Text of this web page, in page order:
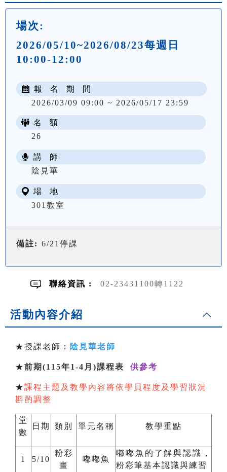
場次:
2026/05/10~2026/08/23每週日
10:00-12:00
報 名 期 間
2026/03/09 09:00 ~ 2026/05/17 23:59
名 額
26
講 師
陰見華
場 地
301教室
備註: 6/21停課
聯絡資訊 : 02-23431100轉1122
活動內容介紹
★授課老師： 陰見華老師
★前期(115年1-4月)課程表 供參考
★課程主題及教學內容將依學員程度及學習狀況
斟酌調整
堂
數
日期 類別 單元名稱 教學重點
1 5/10
粉彩
畫
嘟嘟魚
嘟嘟魚的了解與認識，
粉彩筆基本認識與練習